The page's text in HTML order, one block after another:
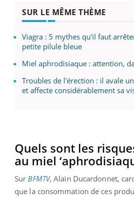
SUR LE MÊME THÈME
Viagra : 5 mythes qu'il faut
petite pilule bleue
Miel aphrodisiaque : attention,
Troubles de l'érection : il avale
et affecte considérablement sa
Quels sont les
au miel
Sur BFMTV, Alain Ducardonnet,
que la consommation de ces